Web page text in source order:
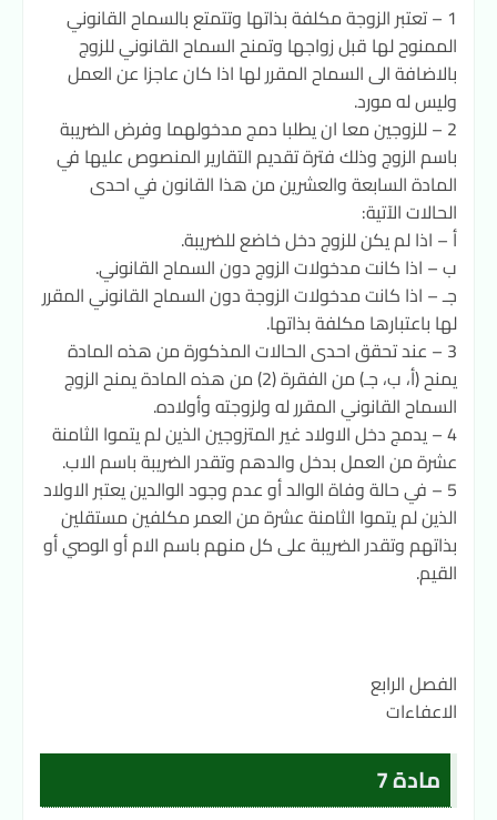
1 – تعتبر الزوجة مكلفة بذاتها وتتمتع بالسماح القانوني
الممنوح لها قبل زواجها وتمنح السماح القانوني للزوج
بالاضافة الى السماح المقرر لها اذا كان عاجزا عن العمل
وليس له مورد.
2 – للزوجين معا ان يطلبا دمج مدخولهما وفرض الضريبة
باسم الزوج وذلك فترة تقديم التقارير المنصوص عليها في
المادة السابعة والعشرين من هذا القانون في احدى
الحالات الآتية:
أ – اذا لم يكن للزوج دخل خاضع للضريبة.
ب – اذا كانت مدخولات الزوج دون السماح القانوني.
جـ – اذا كانت مدخولات الزوجة دون السماح القانوني المقرر
لها باعتبارها مكلفة بذاتها.
3 – عند تحقق احدى الحالات المذكورة من هذه المادة
يمنح (أ، ب، جـ) من الفقرة (2) من هذه المادة يمنح الزوج
السماح القانوني المقرر له ولزوجته وأولاده.
4 – يدمج دخل الاولاد غير المتزوجين الذين لم يتموا الثامنة
عشرة من العمل بدخل والدهم وتقدر الضريبة باسم الاب.
5 – في حالة وفاة الوالد أو عدم وجود الوالدين يعتبر الاولاد
الذين لم يتموا الثامنة عشرة من العمر مكلفين مستقلين
بذاتهم وتقدر الضريبة على كل منهم باسم الام أو الوصي أو
القيم.
الفصل الرابع
الاعفاءات
مادة 7